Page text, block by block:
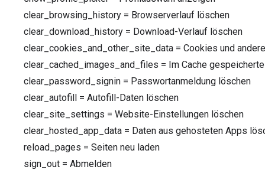
clear_browsing_history = Browserverlauf löschen
clear_download_history = Download-Verlauf löschen
clear_cookies_and_other_site_data = Cookies und
clear_cached_images_and_files = Im Cache
clear_password_signin = Passwortanmeldung löschen
clear_autofill = Autofill-Daten löschen
clear_site_settings = Website-Einstellungen löschen
clear_hosted_app_data = Daten aus gehosteten Apps
reload_pages = Seiten neu laden
sign_out = Abmelden